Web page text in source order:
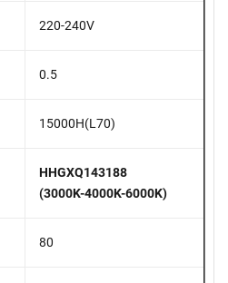
220-240V
0.5
15000H(L70)
HHGXQ143188
(3000K-4000K-6000K)
80